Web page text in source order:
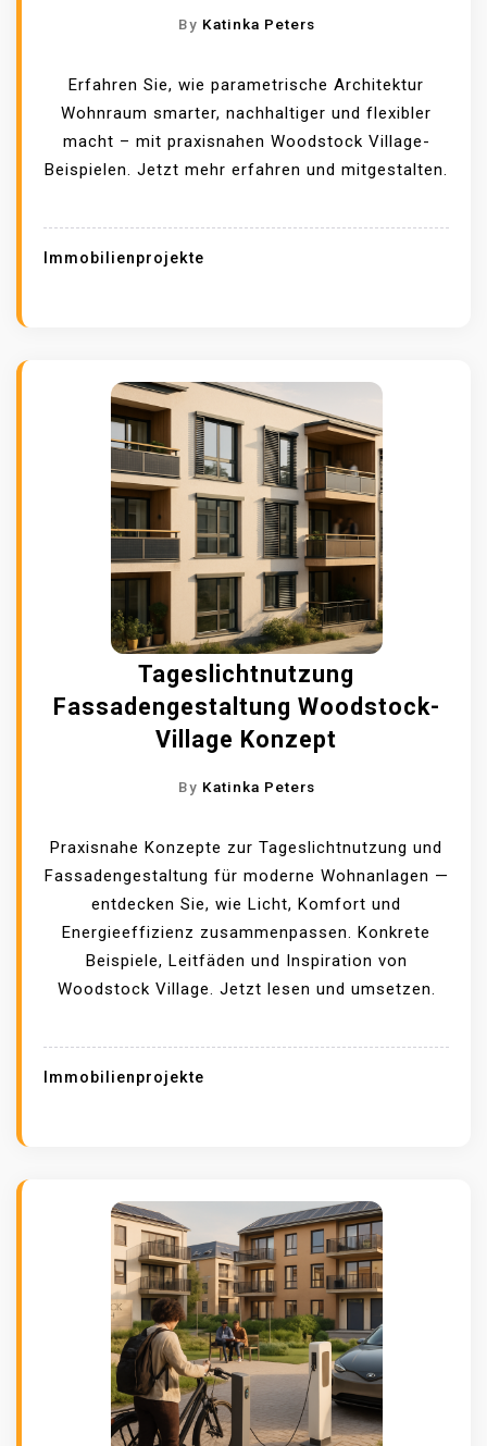
By Katinka Peters
Erfahren Sie, wie parametrische Architektur
Wohnraum smarter, nachhaltiger und flexibler
macht – mit praxisnahen Woodstock Village-
Beispielen. Jetzt mehr erfahren und mitgestalten.
Immobilienprojekte
Tageslichtnutzung
Fassadengestaltung Woodstock-
Village Konzept
By Katinka Peters
Praxisnahe Konzepte zur Tageslichtnutzung und
Fassadengestaltung für moderne Wohnanlagen —
entdecken Sie, wie Licht, Komfort und
Energieeffizienz zusammenpassen. Konkrete
Beispiele, Leitfäden und Inspiration von
Woodstock Village. Jetzt lesen und umsetzen.
Immobilienprojekte